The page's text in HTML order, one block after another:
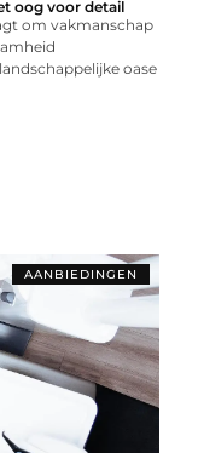
oog voor detail
om vakmanschap
oase
AANBIEDINGEN